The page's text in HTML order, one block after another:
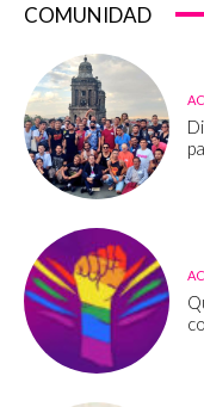
COMUNIDAD